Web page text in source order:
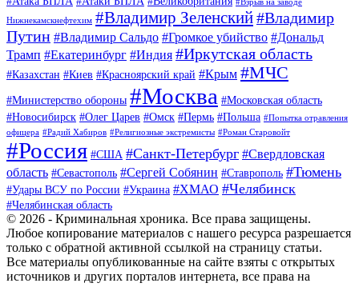
#Взрыв на заводе
Нижнекамскнефтехим #Владимир Зеленский#Владимир
Путин #Владимир Сальдо #Громкое убийство #Дональд
Трамп #Екатеринбург #Индия #Иркутская область
#Казахстан #Киев #Красноярский край #Крым #МЧС
#Министерство обороны #Москва #Московская область
#Новосибирск #Олег Царев #Омск #Пермь #Польша #Попытка отравления
офицера #Радий Хабиров #Религиозные экстремисты #Роман Старовойт
#Россия #США #Санкт-Петербург #Свердловская
область #Севастополь #Сергей Собянин #Ставрополь #Тюмень
#Удары ВСУ по России #Украина #ХМАО #Челябинск
#Челябинская область
© 2026 - Криминальная хроника. Все права защищены.
Любое копирование материалов с нашего ресурса разрешается
только с обратной активной ссылкой на страницу статьи.
Все материалы опубликованные на сайте взяты с открытых
источников и других порталов интернета, все права на